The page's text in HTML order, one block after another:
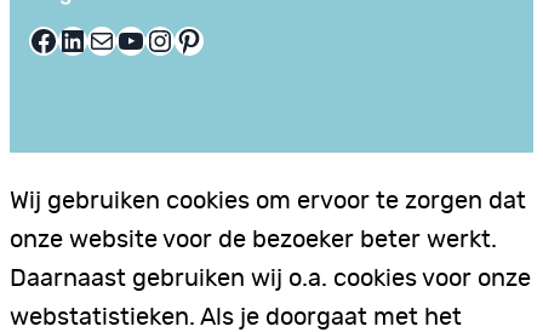
Facebook LinkedIn E-mail YouTube InstagramPinterest
Wij gebruiken cookies om ervoor te zorgen dat
onze website voor de bezoeker beter werkt.
Daarnaast gebruiken wij o.a. cookies voor onze
webstatistieken. Als je doorgaat met het